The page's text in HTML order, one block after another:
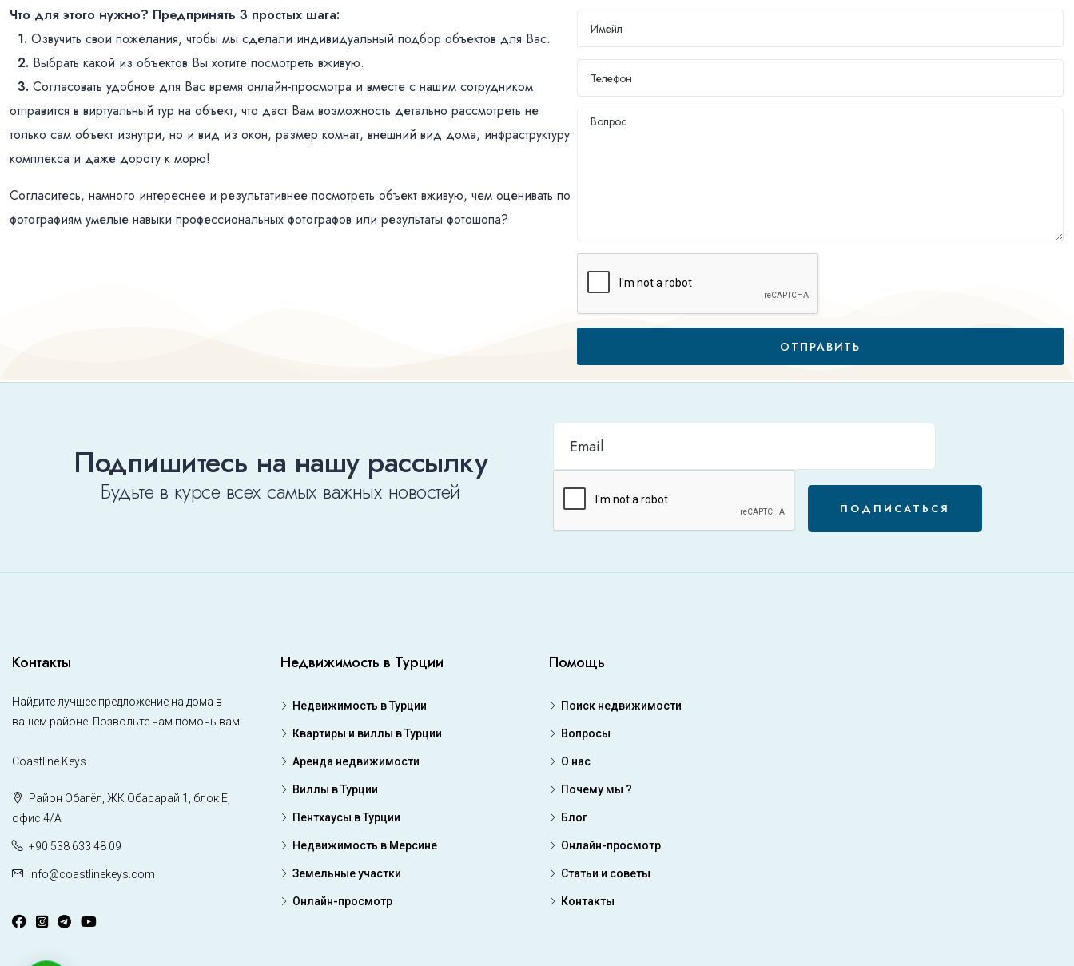
Что для этого нужно? Предпринять 3 простых шага:
1. Озвучить свои пожелания, чтобы мы сделали индивидуальный подбор объектов для Вас.
2. Выбрать какой из объектов Вы хотите посмотреть вживую.
3. Согласовать удобное для Вас время онлайн-просмотра и вместе с нашим сотрудником
отправится в виртуальный тур на объект, что даст Вам возможность детально рассмотреть не
только сам объект изнутри, но и вид из окон, размер комнат, внешний вид дома, инфраструктуру
комплекса и даже дорогу к морю!
Согласитесь, намного интереснее и результативнее посмотреть объект вживую, чем оценивать по
фотографиям умелые навыки профессиональных фотографов или результаты фотошопа?
ОТПРАВИТЬ
Подпишитесь на нашу рассылку
Будьте в курсе всех самых важных новостей
ПОДПИСАТЬСЯ
Контакты
Найдите лучшее предложение на дома в
вашем районе. Позвольте нам помочь вам.
Coastline Keys
Район Обагёл, ЖК Обасарай 1, блок Е,
офис 4/А
+90 538 633 48 09
info@coastlinekeys.com
Недвижимость в Турции
Недвижимость в Турции
Квартиры и виллы в Турции
Аренда недвижимости
Виллы в Турции
Пентхаусы в Турции
Недвижимость в Мерсине
Земельные участки
Онлайн-просмотр
Помощь
Поиск недвижимости
Вопросы
О нас
Почему мы ?
Блог
Онлайн-просмотр
Статьи и советы
Контакты